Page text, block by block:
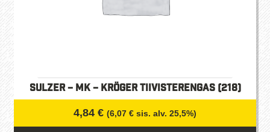
Sulzer – MK – Kröger Tiivisterengas (218)
4,84 € (6,07 € sis. alv. 25,5%)